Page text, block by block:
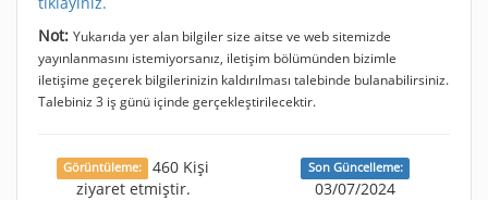
Not: Yukarıda yer alan bilgiler size aitse ve web sitemizde
yayınlanmasını istemiyorsanız, iletişim bölümünden bizimle
iletişime geçerek bilgilerinizin kaldırılması talebinde bulanabilirsiniz.
Talebiniz 3 iş günü içinde gerçekleştirilecektir.
Görüntüleme:
460 Kişi
ziyaret etmiştir.
Son Güncelleme:
03/07/2024